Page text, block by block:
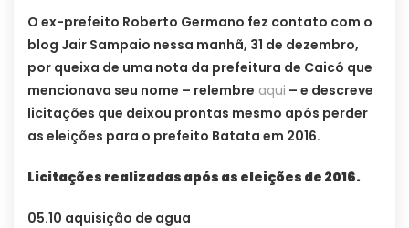
O ex-prefeito Roberto Germano fez contato com o
blog Jair Sampaio nessa manhã, 31 de dezembro,
por queixa de uma nota da prefeitura de Caicó que
mencionava seu nome – relembre aqui – e descreve
licitações que deixou prontas mesmo após perder
as eleições para o prefeito Batata em 2016.
Licitações realizadas após as eleições de 2016.
05.10 aquisição de agua